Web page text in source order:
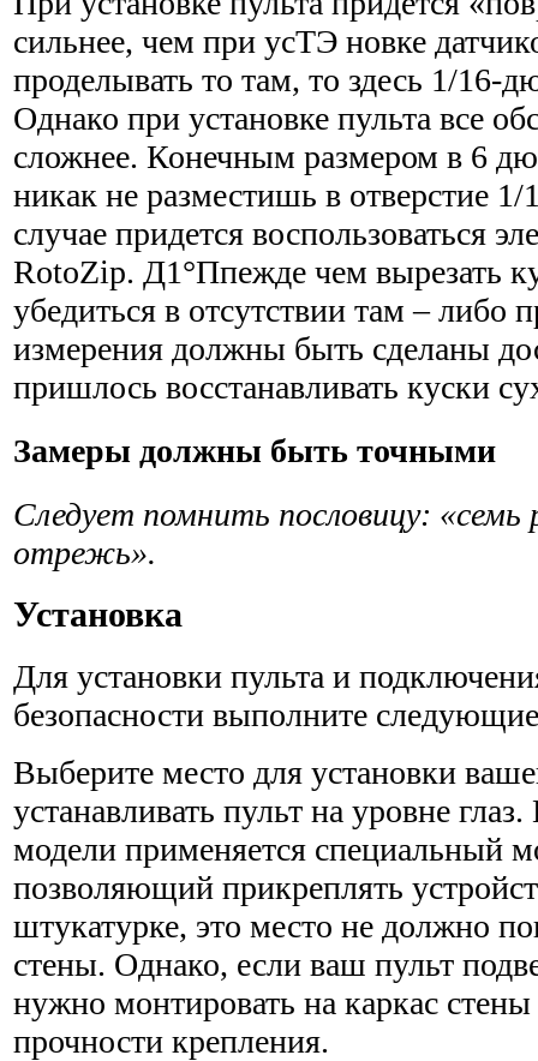
сильнее, чем при усТЭ новке
проделывать то там, то здесь 1/16-
Однако при установке пульта все
сложнее. Конечным размером в 6
никак не разместишь в отверстие
случае придется воспользоваться
RotoZip. Д1°Ппежде чем вырезать
убедиться в отсутствии там – либо
измерения должны быть сделаны
пришлось восстанавливать куски
Замеры должны быть точными
Следует помнить пословицу: «семь
отрежь».
Установка
Для установки пульта и
безопасности выполните
Выберите место для установки
устанавливать пульт на уровне
модели применяется специальный
позволяющий прикреплять
штукатурке, это место не должно
стены. Однако, если ваш пульт
нужно монтировать на каркас
прочности крепления.